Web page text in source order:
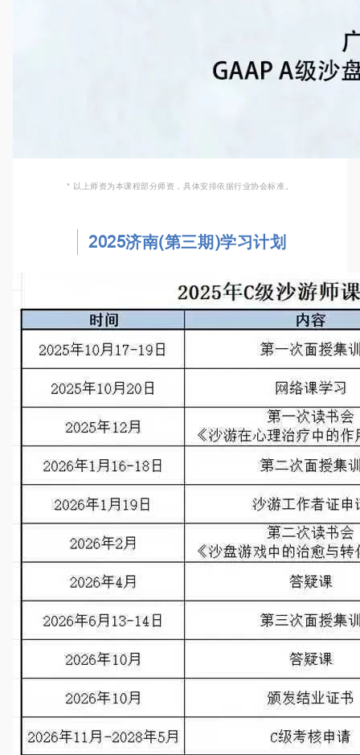
* 以上师资为本课程部分师资，具体安排依据行业协会标准。
2025济南(第三期)学习计划